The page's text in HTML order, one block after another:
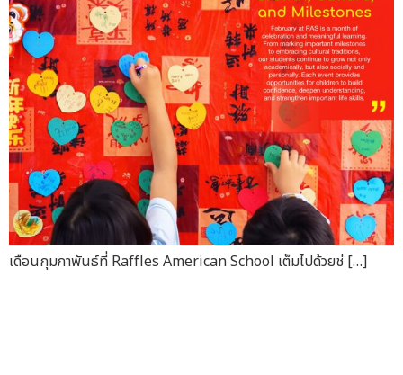
เดือนกุมภาพันธ์ที่ Raffles American School เต็มไปด้วยช่ […]